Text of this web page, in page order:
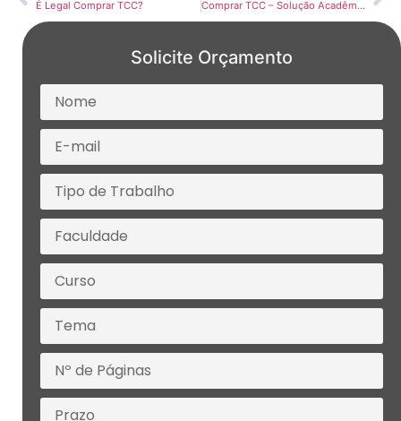
É Legal Comprar TCC? Comprar TCC – Solução Acadêmica Prática
Solicite Orçamento